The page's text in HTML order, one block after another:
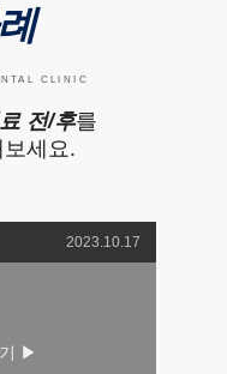
CLINIC
전/후를
세요.
2023.10.17